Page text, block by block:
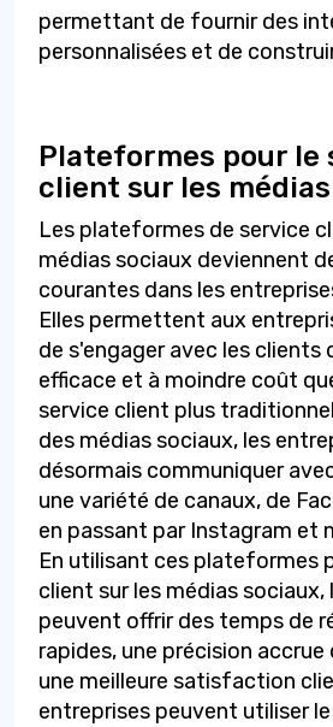
permettant de fournir des
personnalisées et de
Plateformes pour le
client sur les
Les plateformes de service
médias sociaux deviennent
courantes dans les
Elles permettent aux
de s'engager avec les clients
efficace et à moindre coût
service client plus
des médias sociaux, les
désormais communiquer
une variété de canaux, de
en passant par Instagram et
En utilisant ces plateformes
client sur les médias sociaux,
peuvent offrir des temps de
rapides, une précision
une meilleure satisfaction
entreprises peuvent utiliser